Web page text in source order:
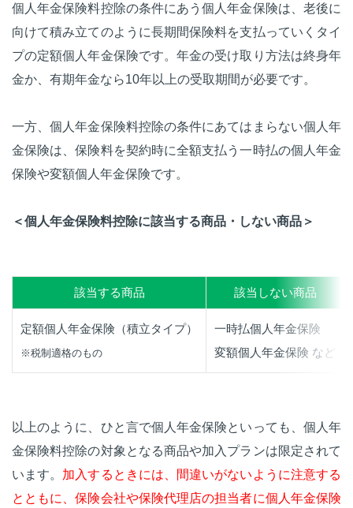
個人年金保険料控除の条件にあう個人年金保険は、老後に
向けて積み立てのように長期間保険料を支払っていくタイ
プの定額個人年金保険です。年金の受け取り方法は終身年
金か、有期年金なら10年以上の受取期間が必要です。
一方、個人年金保険料控除の条件にあてはまらない個人年
金保険は、保険料を契約時に全額支払う一時払の個人年金
保険や変額個人年金保険です。
＜個人年金保険料控除に該当する商品・しない商品＞
該当する商品 該当しない商品
定額個人年金保険（積立タイプ）
※税制適格のもの
一時払個人年金保険
変額個人年金保険 など
以上のように、ひと言で個人年金保険といっても、個人年
金保険料控除の対象となる商品や加入プランは限定されて
います。 加入するときには、間違いがないように注意する
とともに、保険会社や保険代理店の担当者に個人年金保険